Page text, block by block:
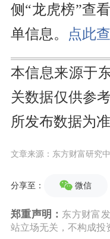
侧“龙虎榜”查
单信息。
点此
本信息来源于
关数据仅供参
所发布数据为
文章来源：东方财富研究
分享至： 微信
郑重声明： 东方财富
站立场无关，不构成投